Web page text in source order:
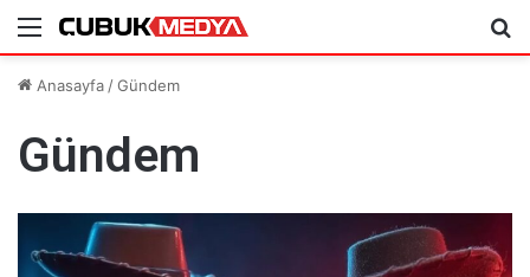
Menü
Anasayfa /Gündem
Gündem